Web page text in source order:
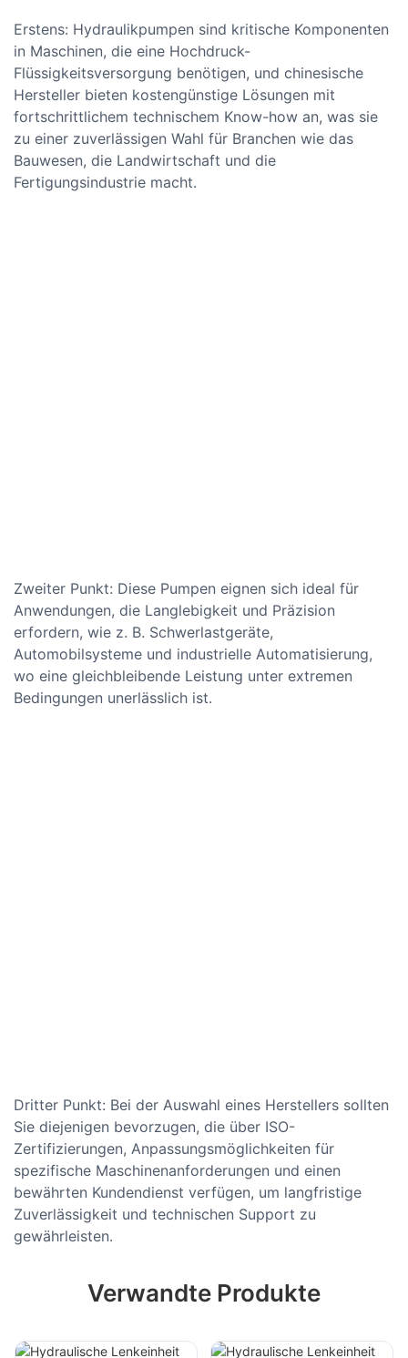
Erstens: Hydraulikpumpen sind kritische Komponenten
in Maschinen, die eine Hochdruck-
Flüssigkeitsversorgung benötigen, und chinesische
Hersteller bieten kostengünstige Lösungen mit
fortschrittlichem technischem Know-how an, was sie
zu einer zuverlässigen Wahl für Branchen wie das
Bauwesen, die Landwirtschaft und die
Fertigungsindustrie macht.
Zweiter Punkt: Diese Pumpen eignen sich ideal für
Anwendungen, die Langlebigkeit und Präzision
erfordern, wie z. B. Schwerlastgeräte,
Automobilsysteme und industrielle Automatisierung,
wo eine gleichbleibende Leistung unter extremen
Bedingungen unerlässlich ist.
Dritter Punkt: Bei der Auswahl eines Herstellers sollten
Sie diejenigen bevorzugen, die über ISO-
Zertifizierungen, Anpassungsmöglichkeiten für
spezifische Maschinenanforderungen und einen
bewährten Kundendienst verfügen, um langfristige
Zuverlässigkeit und technischen Support zu
gewährleisten.
Verwandte Produkte